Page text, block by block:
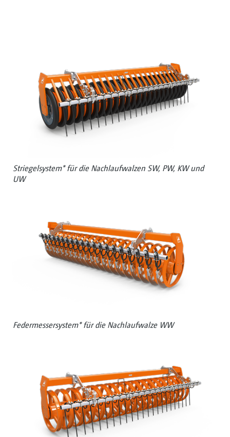
Striegelsystem* für die Nachlaufwalzen SW, PW, KW und
UW
Federmessersystem* für die Nachlaufwalze WW